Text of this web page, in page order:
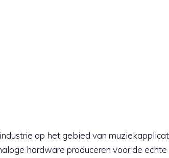
op het gebied van
hardware produceren voor de echte